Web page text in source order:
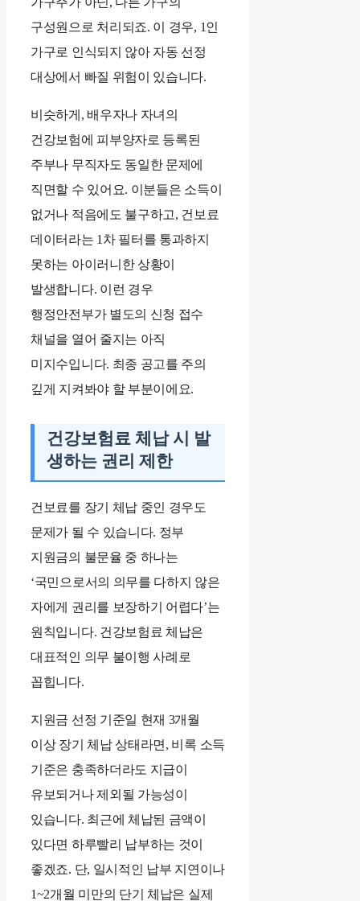
구성원으로 처리되죠. 이 경우, 1인
가구로 인식되지 않아 자동 선정
대상에서 빠질 위험이 있습니다.
비슷하게, 배우자나 자녀의
건강보험에 피부양자로 등록된
주부나 무직자도 동일한 문제에
직면할 수 있어요. 이분들은 소득이
없거나 적음에도 불구하고, 건보료
데이터라는 1차 필터를 통과하지
못하는 아이러니한 상황이
발생합니다. 이런 경우
행정안전부가 별도의 신청 접수
채널을 열어 줄지는 아직
미지수입니다. 최종 공고를 주의
깊게 지켜봐야 할 부분이에요.
건강보험료 체납 시 발
생하는 권리 제한
건보료를 장기 체납 중인 경우도
문제가 될 수 있습니다. 정부
지원금의 불문율 중 하나는
‘국민으로서의 의무를 다하지 않은
자에게 권리를 보장하기 어렵다’는
원칙입니다. 건강보험료 체납은
대표적인 의무 불이행 사례로
꼽힙니다.
지원금 선정 기준일 현재 3개월
이상 장기 체납 상태라면, 비록 소득
기준은 충족하더라도 지급이
유보되거나 제외될 가능성이
있습니다. 최근에 체납된 금액이
있다면 하루빨리 납부하는 것이
좋겠죠. 단, 일시적인 납부 지연이나
1~2개월 미만의 단기 체납은 실제